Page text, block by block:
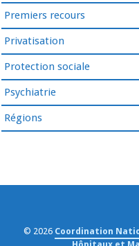
Premiers recours
Privatisation
Protection sociale
Psychiatrie
Régions
© 2026 Coordination